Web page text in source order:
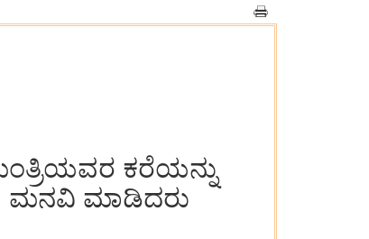
ಕರೆಯನ್ನು
ಮನವಿ ಮಾಡಿದರು